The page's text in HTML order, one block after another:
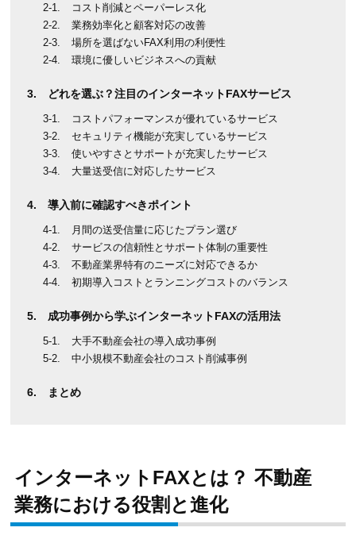
コスト削減とペーパーレス化
業務効率化と顧客対応の改善
場所を選ばないFAX利用の利便性
環境に優しいビジネスへの貢献
どれを選ぶ？注目のインターネットFAXサービス
コストパフォーマンスが優れているサービス
セキュリティ機能が充実しているサービス
使いやすさとサポートが充実したサービス
大量送受信に対応したサービス
導入前に確認すべきポイント
月間の送受信量に応じたプラン選び
サービスの信頼性とサポート体制の重要性
不動産業界特有のニーズに対応できるか
初期導入コストとランニングコストのバランス
成功事例から学ぶインターネットFAXの活用法
大手不動産会社の導入成功事例
中小規模不動産会社のコスト削減事例
まとめ
インターネットFAXとは？ 不動産
業務における役割と進化